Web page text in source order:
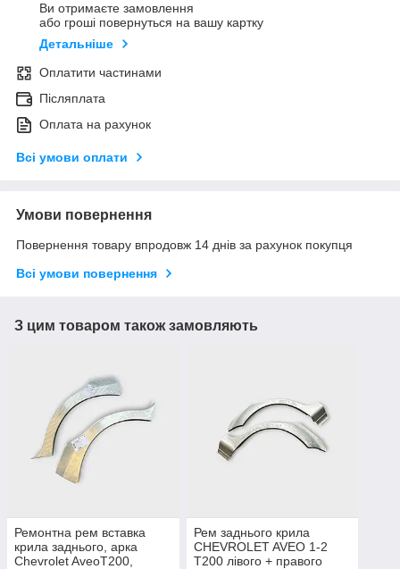
Ви отримаєте замовлення
або гроші повернуться на вашу картку
Детальніше
Оплатити частинами
Післяплата
Оплата на рахунок
Всі умови оплати
Умови повернення
Повернення товару впродовж 14 днів за рахунок покупця
Всі умови повернення
З цим товаром також замовляють
Ремонтна рем вставка
крила заднього, арка
Chevrolet AveoT200,
Рем заднього крила
CHEVROLET AVEO 1-2
Т200 лівого + правого